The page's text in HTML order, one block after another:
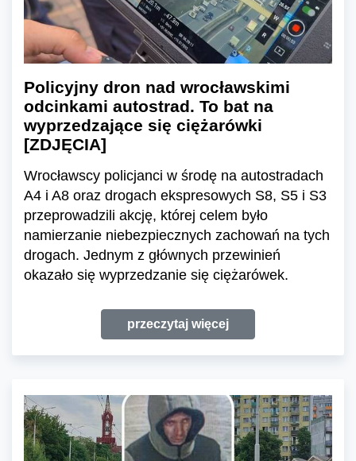
Policyjny dron nad wrocławskimi
odcinkami autostrad. To bat na
wyprzedzające się ciężarówki
[ZDJĘCIA]
Wrocławscy policjanci w środę na autostradach
A4 i A8 oraz drogach ekspresowych S8, S5 i S3
przeprowadzili akcję, której celem było
namierzanie niebezpiecznych zachowań na tych
drogach. Jednym z głównych przewinień
okazało się wyprzedzanie się ciężarówek.
przeczytaj więcej